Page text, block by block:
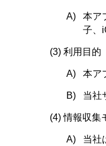
A) 本ア
子、
(3) 利用目的
A) 本ア
B) 当社
(4) 情報収集
A) 当社